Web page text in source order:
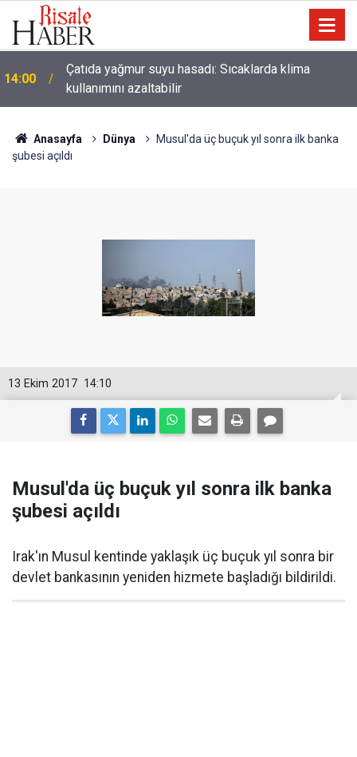
14:00
Çatıda yağmur suyu hasadı: Sıcaklarda klima
kullanımını azaltabilir
Anasayfa Dünya
Musul'da üç buçuk yıl sonra ilk banka
şubesi açıldı
14:10
13 Ekim 2017
Musul'da üç buçuk yıl sonra ilk banka
şubesi açıldı
Irak'ın Musul kentinde yaklaşık üç buçuk yıl sonra bir
devlet bankasının yeniden hizmete başladığı bildirildi.